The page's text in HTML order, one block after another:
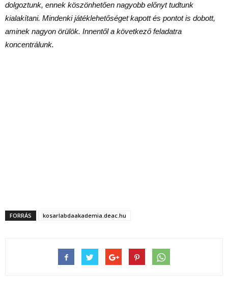
dolgoztunk, ennek köszönhetően nagyobb előnyt tudtunk
kialakítani. Mindenki játéklehetőséget kapott és pontot is dobott,
aminek nagyon örülök. Innentől a következő feladatra
koncentrálunk.
FORRÁS kosarlabdaakademia.deac.hu